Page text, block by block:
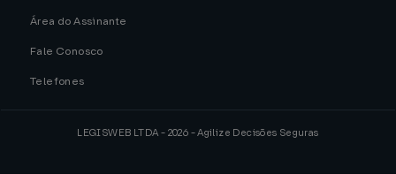
Área do Assinante
Fale Conosco
Telefones
LEGISWEB LTDA - 2026 - Agilize Decisões Seguras